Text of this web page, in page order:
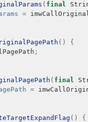
( final
=
()
{
;
( final
=
()
{